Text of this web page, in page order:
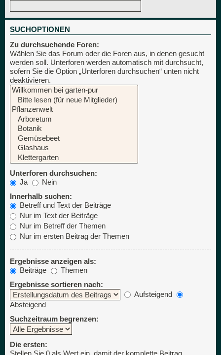
SUCHOPTIONEN
Zu durchsuchende Foren:
Wählen Sie das Forum oder die Foren aus, in denen gesucht
werden soll. Unterforen werden automatisch mit durchsucht,
sofern Sie die Option „Unterforen durchsuchen“ unten nicht
deaktivieren.
Unterforen durchsuchen:
Ja
Nein
Innerhalb suchen:
Betreff und Text der Beiträge
Nur im Text der Beiträge
Nur im Betreff der Themen
Nur im ersten Beitrag der Themen
Ergebnisse anzeigen als:
Beiträge
Themen
Ergebnisse sortieren nach:
Aufsteigend
Absteigend
Suchzeitraum begrenzen:
Die ersten: